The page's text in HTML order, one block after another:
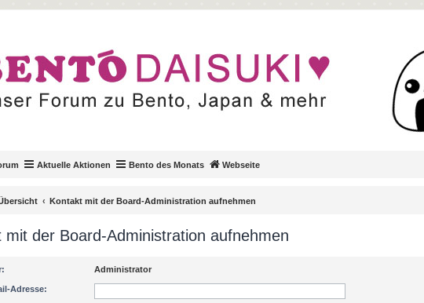
Aktuelle Aktionen Bento des Monats Webseite
Kontakt mit der Board-Administration aufnehmen
mit der Board-Administration aufnehmen
Administrator
Adresse: